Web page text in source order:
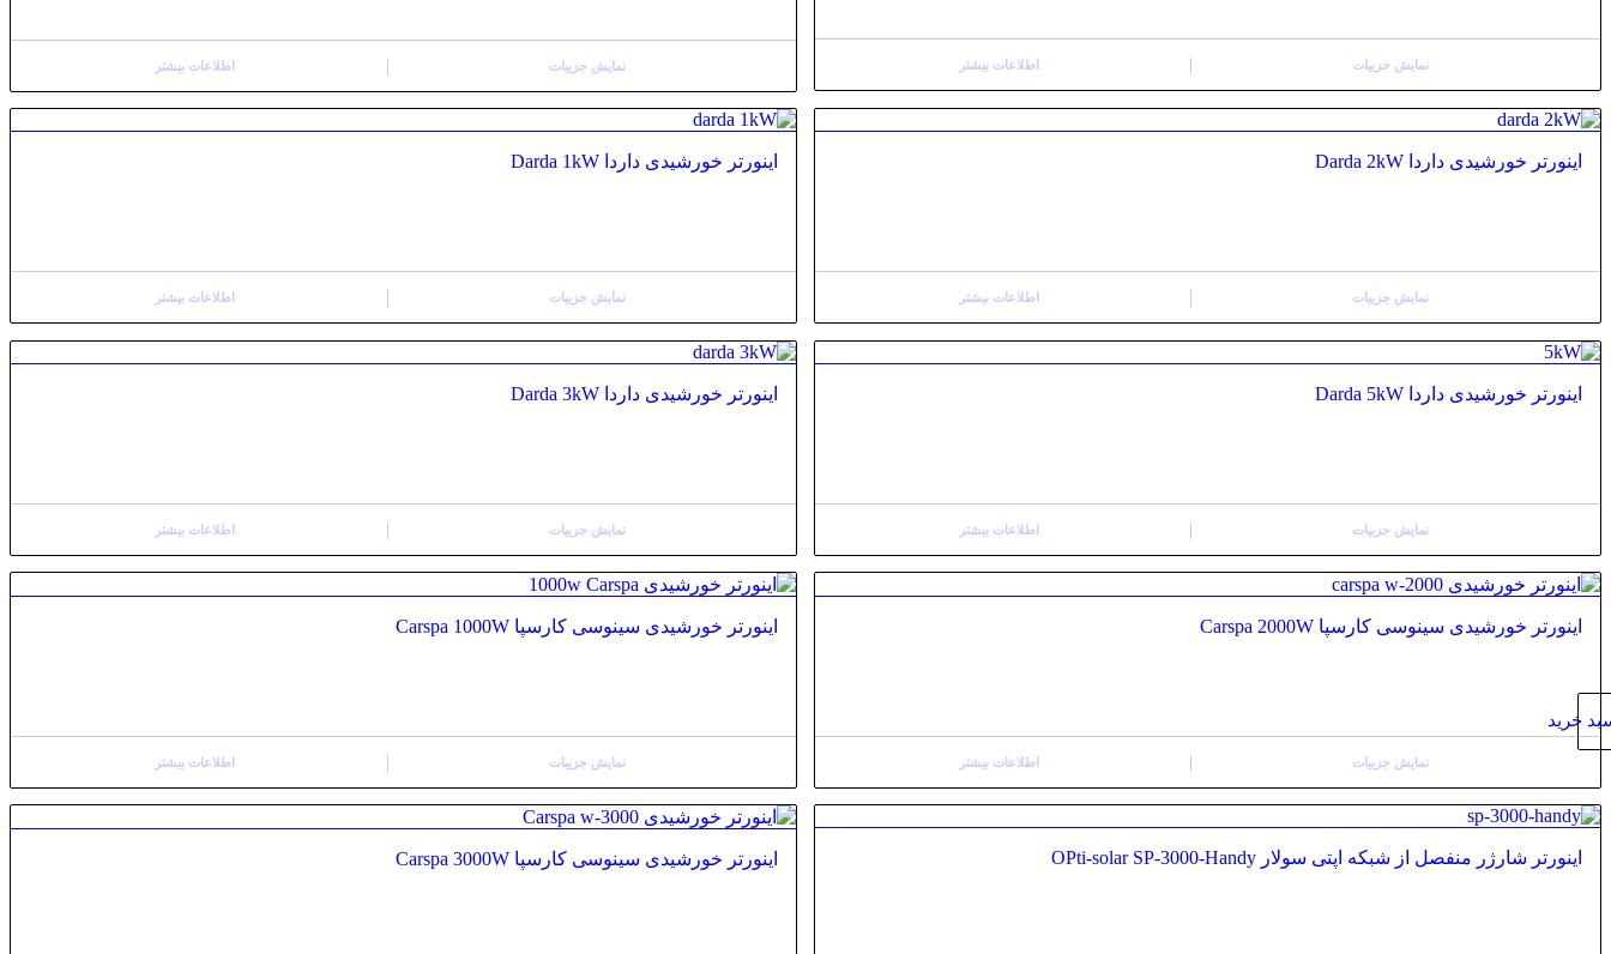
خرید
اطلاعات بیشتر نمایش جزییات اطلاعات بیشتر نمایش جزییات
اینورتر خورشیدی داردا Darda 1kW
اطلاعات بیشتر نمایش جزییات
اینورتر خورشیدی داردا Darda 2kW
اطلاعات بیشتر نمایش جزییات
اینورتر خورشیدی داردا Darda 3kW
اطلاعات بیشتر نمایش جزییات
اینورتر خورشیدی داردا Darda 5kW
اطلاعات بیشتر نمایش جزییات
اینورتر خورشیدی سینوسی کارسپا Carspa 1000W
اطلاعات بیشتر نمایش جزییات
اینورتر خورشیدی سینوسی کارسپا Carspa 2000W
اطلاعات بیشتر نمایش جزییات
اینورتر خورشیدی سینوسی کارسپا Carspa 3000W اینورتر شارژر منفصل از شبکه اپتی سولار OPti-solar SP-3000-Handy